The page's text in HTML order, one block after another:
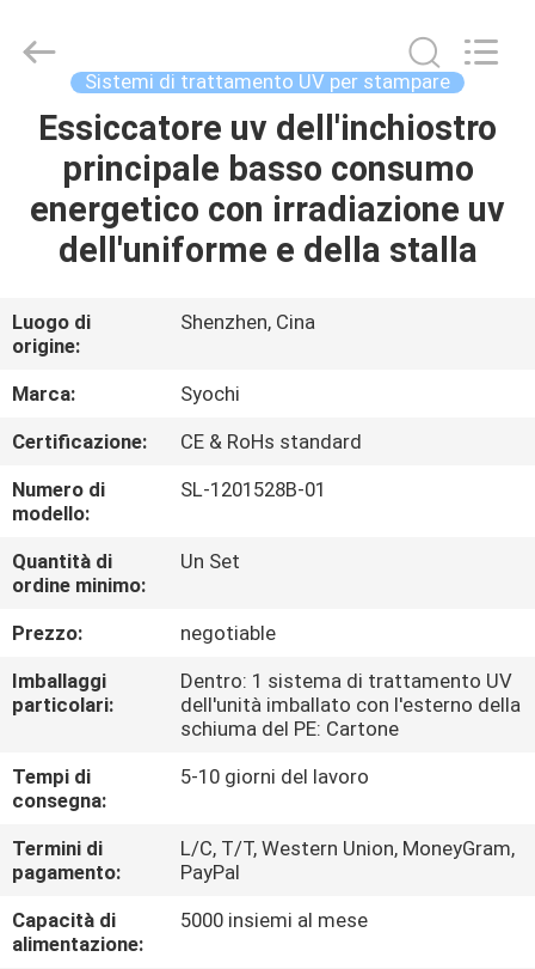
CASA
PRODOTTI
NOI
GIRO
DELLA
FABBRICA
CONTROLLO
DI
QUALITÀ
CONTATTICI
NOTIZIE
RICHIEDA
UNA
CITAZIONE
Syochi
Electronics
Reserved.
Sistemi di trattamento UV per stampare
Essiccatore uv dell'inchiostro
principale basso consumo
energetico con irradiazione uv
dell'uniforme e della stalla
Luogo di
origine:
Shenzhen, Cina
Marca:
Syochi
Certificazione:
CE & RoHs standard
Numero di
modello:
SL-1201528B-01
Quantità di
ordine minimo:
Un Set
Prezzo:
negotiable
Imballaggi
particolari:
Dentro: 1 sistema di trattamento UV
dell'unità imballato con l'esterno della
schiuma del PE: Cartone
Tempi di
consegna:
5-10 giorni del lavoro
Termini di
pagamento:
L/C, T/T, Western Union, MoneyGram,
PayPal
Capacità di
alimentazione:
5000 insiemi al mese